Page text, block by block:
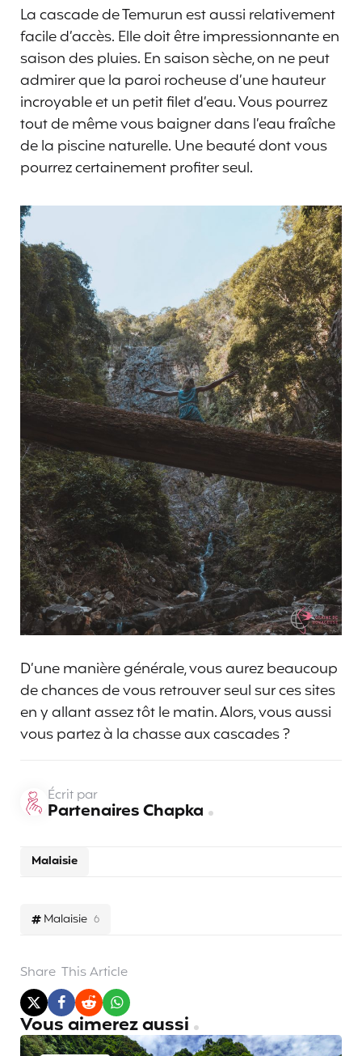
La cascade de Temurun est aussi relativement
facile d’accès. Elle doit être impressionnante en
saison des pluies. En saison sèche, on ne peut
admirer que la paroi rocheuse d’une hauteur
incroyable et un petit filet d’eau. Vous pourrez
tout de même vous baigner dans l’eau fraîche
de la piscine naturelle. Une beauté dont vous
pourrez certainement profiter seul.
D’une manière générale, vous aurez beaucoup
de chances de vous retrouver seul sur ces sites
en y allant assez tôt le matin. Alors, vous aussi
vous partez à la chasse aux cascades ?
Malaisie 6
Malaisie
Écrit par
Partenaires Chapka
Share This Article
Vous aimerez aussi